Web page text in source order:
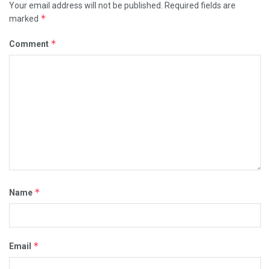
Your email address will not be published. Required fields are
marked *
Comment *
Name *
Email *